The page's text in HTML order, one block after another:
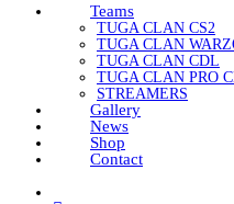
Teams
TUGA CLAN CS2
TUGA CLAN
TUGA CLAN CDL
TUGA CLAN PRO
STREAMERS
Gallery
News
Shop
Contact